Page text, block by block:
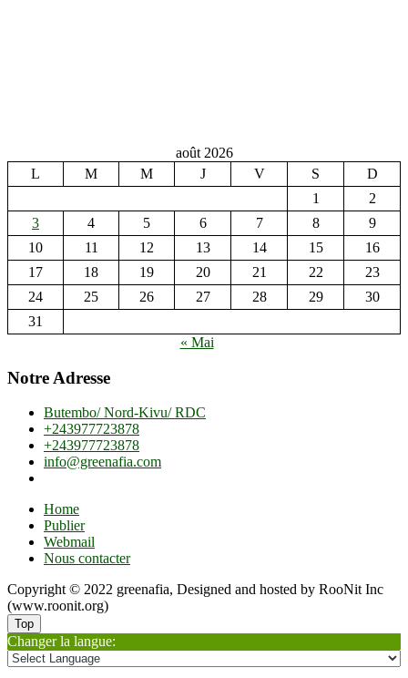
août 2026
L
M M J V S
D
1
2
3
4 5 6 7 8
9
10
11 12 13 14 15
16
17
18 19 20 21 22
23
24
25 26 27 28 29
30
31
« Mai
Notre Adresse
Butembo/ Nord-Kivu/ RDC
+243977723878
+243977723878
info@greenafia.com
Home
Publier
Webmail
Nous contacter
Copyright © 2022 greenafia, Designed and hosted by RooNit Inc
(www.roonit.org)
Top
Changer la langue: